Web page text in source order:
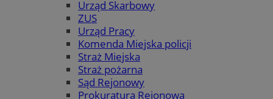
Urząd Skarbowy
ZUS
Urząd Pracy
Komenda Miejska policji
Straż Miejska
Straż pożarna
Sąd Rejonowy
Prokuratura Rejonowa